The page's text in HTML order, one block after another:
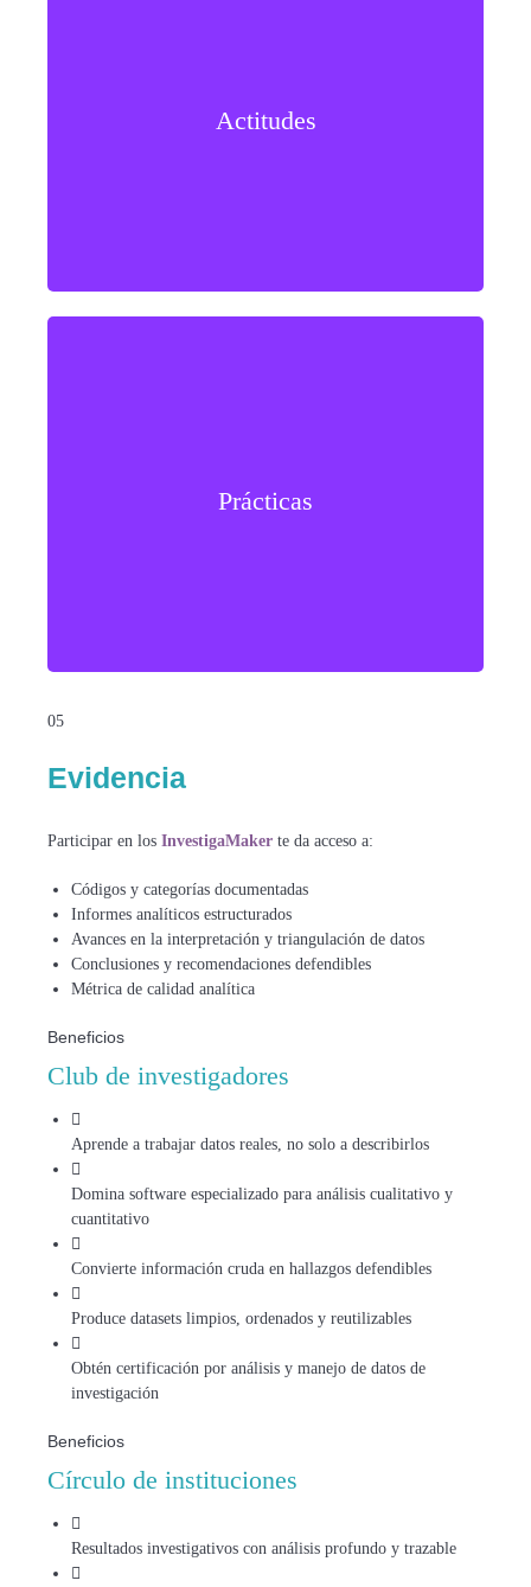
Actitudes
en el manejo de datos y apertura a la experimentación
Prácticas
triangulación, automatización de flujos y redacción de
05
Evidencia
Participar en los InvestigaMaker te da acceso a:
Códigos y categorías documentadas
Informes analíticos estructurados
Avances en la interpretación y triangulación de datos
Conclusiones y recomendaciones defendibles
Métrica de calidad analítica
Beneficios
Club de investigadores
Aprende a trabajar datos reales, no solo a describirlos
Domina software especializado para análisis cualitativo y
cuantitativo
Convierte información cruda en hallazgos defendibles
Produce datasets limpios, ordenados y reutilizables
Obtén certificación por análisis y manejo de datos de
investigación
Beneficios
Círculo de instituciones
Resultados investigativos con análisis profundo y trazable